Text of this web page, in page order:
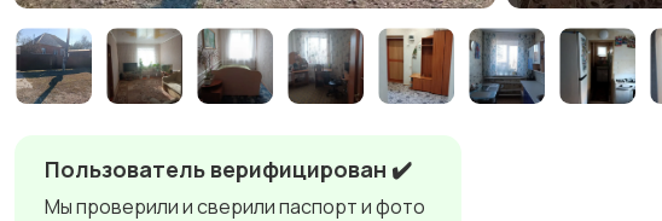
Пользователь верифицирован ✔️
Мы проверили и сверили паспорт и фото